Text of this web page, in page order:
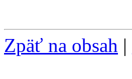
Zpäť na obsah |